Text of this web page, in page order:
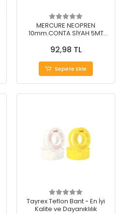
MERCURE NEOPREN
10mm.CONTA SİYAH 5MT
92,98 TL
Sepete Ekle
Tayrex Teflon Bant - En İyi
Kalite ve Dayanıklılık